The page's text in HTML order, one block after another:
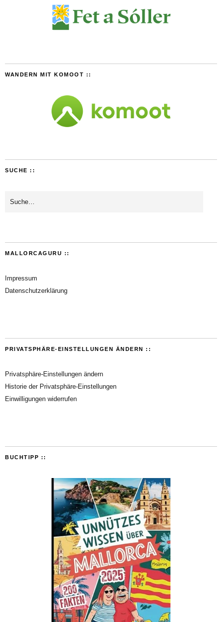
WANDERN MIT KOMOOT ::
SUCHE ::
MALLORCAGURU ::
Impressum
Datenschutzerklärung
PRIVATSPHÄRE-EINSTELLUNGEN ÄNDERN ::
Privatsphäre-Einstellungen ändern
Historie der Privatsphäre-Einstellungen
Einwilligungen widerrufen
BUCHTIPP ::